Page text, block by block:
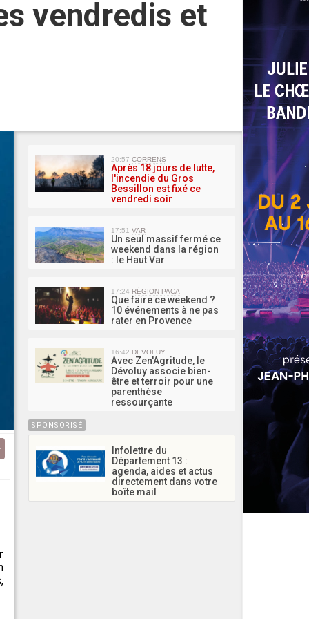
vendredis et
20:57 CORRENS
Après 18 jours de lutte,
l'incendie du Gros
Bessillon est fixé ce
vendredi soir
17:51 VAR
Un seul massif fermé ce
weekend dans la région
: le Haut Var
17:24 RÉGION PACA
Que faire ce weekend ?
10 événements à ne pas
rater en Provence
16:42 DEVOLUY
Avec Zen'Agritude, le
Dévoluy associe bien-
être et terroir pour une
parenthèse
ressourçante
SPONSORISÉ
Infolettre du
Département 13 :
agenda, aides et actus
directement dans votre
boîte mail